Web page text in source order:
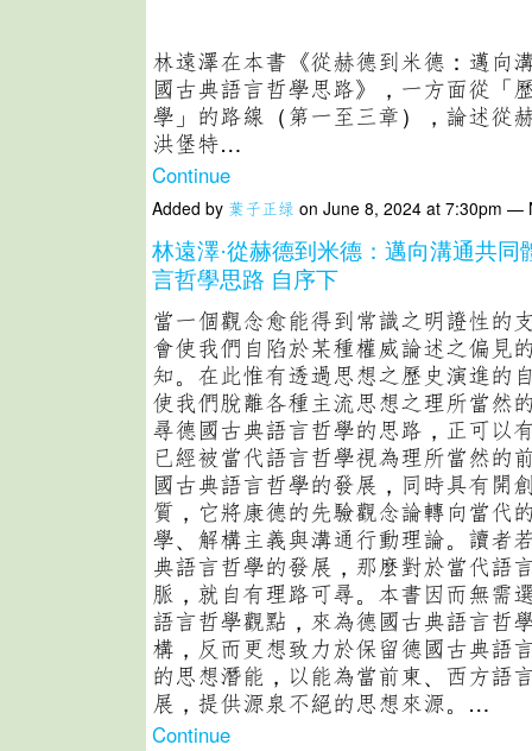
林遠澤在本書《從赫德到米德：邁向
國古典語言哲學思路》，一方面從「
學」的路線（第一至三章），論述從
洪堡特…
Continue
Added by 葉子正绿 on June 8, 2024 at 7:30pm —
林遠澤·從赫德到米德：邁向溝通共同
言哲學思路 自序下
當一個觀念愈能得到常識之明證性的
會使我們自陷於某種權威論述之偏見
知。在此惟有透過思想之歷史演進的
使我們脫離各種主流思想之理所當然
尋德國古典語言哲學的思路，正可以
已經被當代語言哲學視為理所當然的
國古典語言哲學的發展，同時具有開
質，它將康德的先驗觀念論轉向當代
學、解構主義與溝通行動理論。讀者
典語言哲學的發展，那麼對於當代語
脈，就自有理路可尋。本書因而無需
語言哲學觀點，來為德國古典語言哲
構，反而更想致力於保留德國古典語
的思想潛能，以能為當前東、西方語
展，提供源泉不絕的思想來源。…
Continue